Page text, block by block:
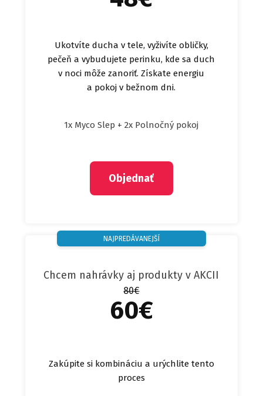
Ukotvíte ducha v tele, vyživíte obličky,
pečeň a vybudujete perinku, kde sa duch
v noci môže zanoriť. Získate energiu
a pokoj v bežnom dni.
1x Myco Slep + 2x Polnočný pokoj
Objednať
Chcem nahrávky aj produkty v AKCII
80€
60€
NAJPREDÁVANEJŠÍ
Zakúpite si kombináciu a urýchlite tento
proces